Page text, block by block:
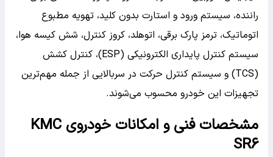
راننده، سیستم ورود و استارت بدون کلید، تهویه مطبوع
اتوماتیک، ترمز پارک برقی، اتوهلد، کروز کنترل، شش کیسه هوا،
سیستم کنترل پایداری الکترونیکی (ESP)، کنترل کشش
(TCS) و سیستم کنترل حرکت در سربالایی از جمله مهم‌ترین
تجهیزات این خودرو محسوب می‌شوند.
مشخصات فنی و امکانات خودروی KMC
SR۶